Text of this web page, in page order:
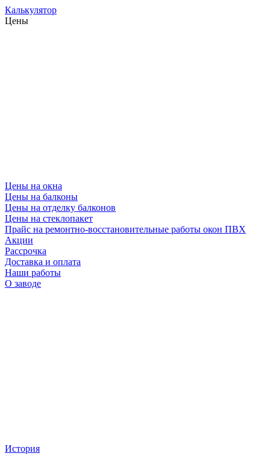
Калькулятор
Цены
Цены на окна
Цены на балконы
Цены на отделку балконов
Цены на стеклопакет
Прайс на ремонтно-восстановительные работы окон ПВХ
Акции
Рассрочка
Доставка и оплата
Наши работы
О заводе
История